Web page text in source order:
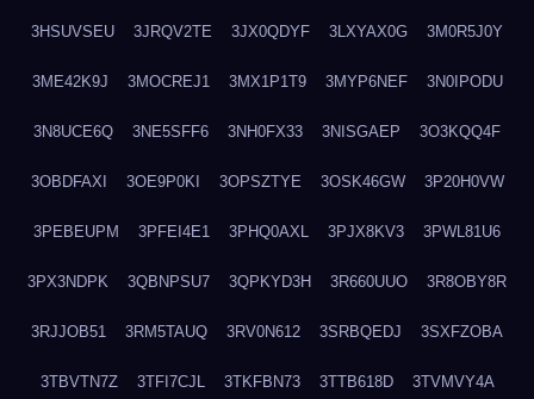
3HSUVSEU 3JRQV2TE 3JX0QDYF 3LXYAX0G 3M0R5J0Y
3ME42K9J 3MOCREJ1 3MX1P1T9 3MYP6NEF 3N0IPODU
3N8UCE6Q 3NE5SFF6 3NH0FX33 3NISGAEP 3O3KQQ4F
3OBDFAXI 3OE9P0KI 3OPSZTYE 3OSK46GW 3P20H0VW
3PEBEUPM 3PFEI4E1 3PHQ0AXL 3PJX8KV3 3PWL81U6
3PX3NDPK 3QBNPSU7 3QPKYD3H 3R660UUO 3R8OBY8R
3RJJOB51 3RM5TAUQ 3RV0N612 3SRBQEDJ 3SXFZOBA
3TBVTN7Z 3TFI7CJL 3TKFBN73 3TTB618D 3TVMVY4A